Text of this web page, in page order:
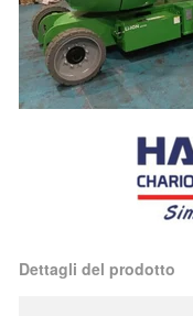
Dettagli del prodotto